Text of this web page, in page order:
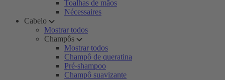
Toalhas de mãos
Nécessaires
Cabelo
Mostrar todos
Champôs
Mostrar todos
Champô de queratina
Pré-shampoo
Champô suavizante